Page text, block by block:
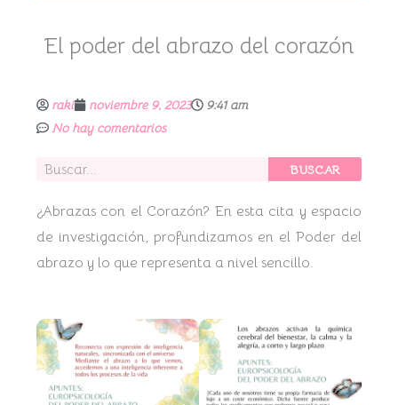
El poder del abrazo del corazón
raki noviembre 9, 2023
9:41 am
No hay comentarios
Buscar BUSCAR
¿Abrazas con el Corazón? En esta cita y espacio
de investigación, profundizamos en el Poder del
abrazo y lo que representa a nivel sencillo.